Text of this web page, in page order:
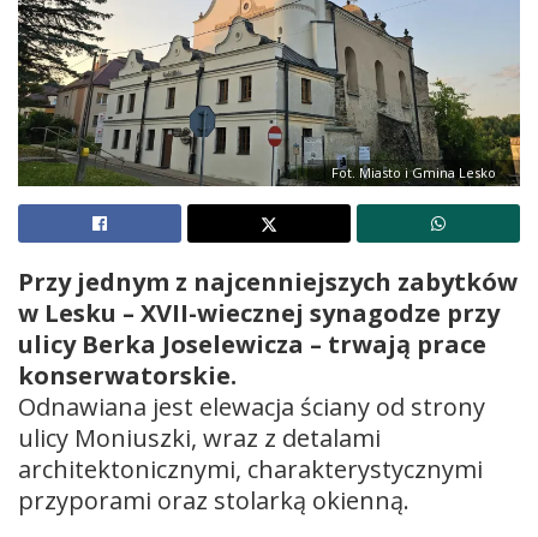
Fot. Miasto i Gmina Lesko
Przy jednym z najcenniejszych zabytków
w Lesku – XVII-wiecznej synagodze przy
ulicy Berka Joselewicza – trwają prace
konserwatorskie.
Odnawiana jest elewacja ściany od strony
ulicy Moniuszki, wraz z detalami
architektonicznymi, charakterystycznymi
przyporami oraz stolarką okienną.